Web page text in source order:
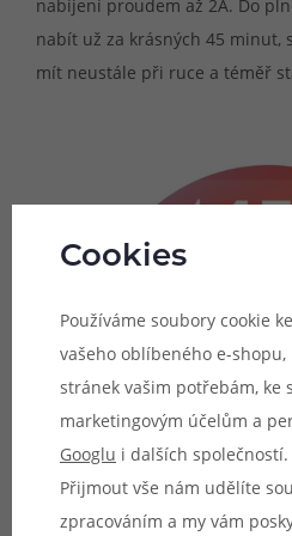
nabíjení proudem až 2A. Do
nabít už za krásných 45 minut,
mít neustále při ruce a téměř
Cookies
Používáme soubory cookie
vašeho oblíbeného e-
stránek vašim potřebám, ke
marketingovým účelům a
Googlu i dalších
Přijmout vše nám udělíte
zpracováním a my vám